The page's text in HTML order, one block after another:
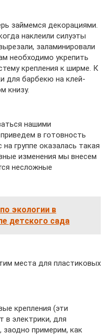
займемся декорациями.
наклеили силуэты
заламинировали
необходимо укрепить
крепления к ширме. К
для барбекю на клей-
книзу.
нашими
в готовность
группе оказалась такая
изменения мы внесем
несложные
экологии в
детского сада
места для пластиковых
крепления (эти
в электрики, для
примерим, как